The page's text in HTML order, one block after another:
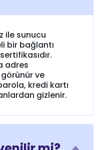
ile sunucu
bir bağlantı
adres
ve
kredi kartı
gizlenir.